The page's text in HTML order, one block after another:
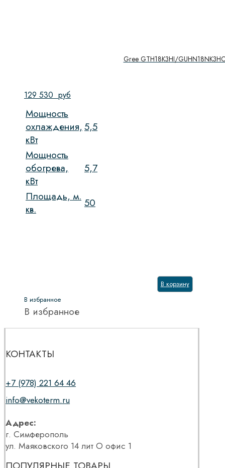
Gree GTH18K3HI/
129 530 руб
Мощность
охлаждения,
кВт
5,5
Мощность
обогрева,
кВт
5,7
Площадь, м.
кв.
50
В корзину
В избранное
В избранное
КОНТАКТЫ
+7 (978) 221 64 46
info@vekoterm.ru
Адрес:
г. Симферополь
ул. Маяковского 14 лит О офис 1